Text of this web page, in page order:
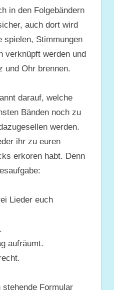
in den Folgebändern
auch dort wird
spielen, Stimmungen
verknüpft werden und
und Ohr brennen.
darauf, welche
Bänden noch zu
werden.
ihr zu euren
erkoren habt. Denn
Lieder euch
aufräumt.
Formular